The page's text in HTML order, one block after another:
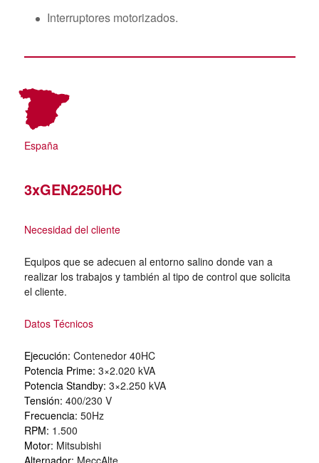
Interruptores motorizados.
España
3xGEN2250HC
Necesidad del cliente
Equipos que se adecuen al entorno salino donde van a
realizar los trabajos y también al tipo de control que solicita
el cliente.
Datos Técnicos
Ejecución: Contenedor 40HC
Potencia Prime: 3×2.020 kVA
Potencia Standby: 3×2.250 kVA
Tensión: 400/230 V
Frecuencia: 50Hz
RPM: 1.500
Motor: Mitsubishi
Alternador: MeccAlte